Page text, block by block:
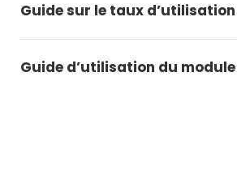
Guide sur le taux
Guide d’utilisation du module